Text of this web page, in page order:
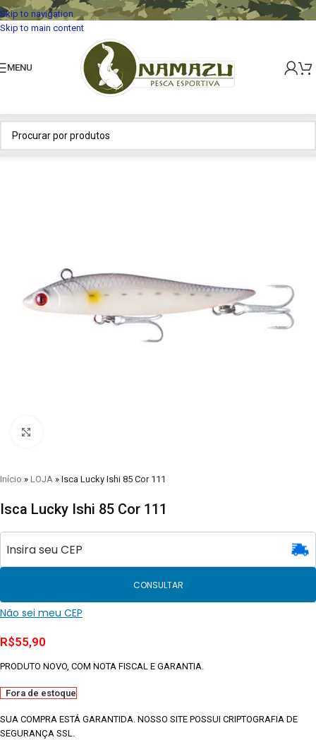
Skip to navigation
Skip to main content
MENU
Início » LOJA » Isca Lucky Ishi 85 Cor 111
Isca Lucky Ishi 85 Cor 111
CONSULTAR
Não sei meu CEP
R$55,90
PRODUTO NOVO, COM NOTA FISCAL E GARANTIA.
Fora de estoque
SUA COMPRA ESTÁ GARANTIDA. NOSSO SITE POSSUI CRIPTOGRAFIA DE
SEGURANÇA SSL.